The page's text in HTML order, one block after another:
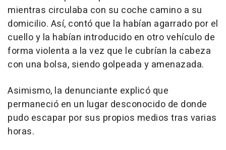
mientras circulaba con su coche camino a su
domicilio. Así, contó que la habían agarrado por el
cuello y la habían introducido en otro vehículo de
forma violenta a la vez que le cubrían la cabeza
con una bolsa, siendo golpeada y amenazada.
Asimismo, la denunciante explicó que
permaneció en un lugar desconocido de donde
pudo escapar por sus propios medios tras varias
horas.